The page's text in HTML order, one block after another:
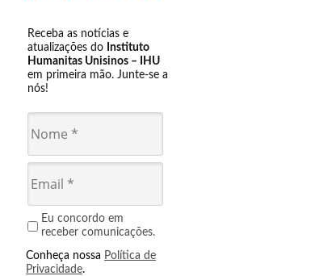
Receba as notícias e
atualizações do Instituto
Humanitas Unisinos – IHU
em primeira mão. Junte-se a
nós!
Eu concordo em
receber comunicações.
Conheça nossa Política de
Privacidade.